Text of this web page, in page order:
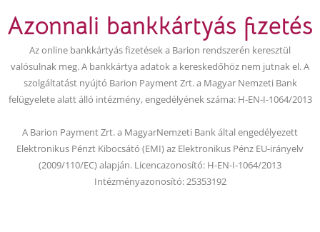
o
o
k
b
e
Azonnali bankkártyás fizetés
Az online bankkártyás fizetések a Barion rendszerén keresztül
valósulnak meg. A bankkártya adatok a kereskedőhöz nem jutnak el. A
szolgáltatást nyújtó Barion Payment Zrt. a Magyar Nemzeti Bank
felügyelete alatt álló intézmény, engedélyének száma: H-EN-I-1064/2013
A Barion Payment Zrt. a MagyarNemzeti Bank által engedélyezett
Elektronikus Pénzt Kibocsátó (EMI) az Elektronikus Pénz EU-irányelv
(2009/110/EC) alapján. Licencazonosító: H-EN-I-1064/2013
Intézményazonosító: 25353192